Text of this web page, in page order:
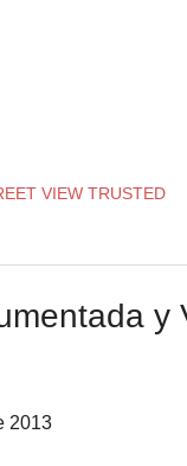
VIEW TRUSTED
y
2013